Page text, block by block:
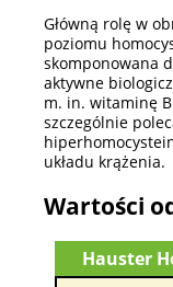
Główną rolę w
poziomu
skomponowana
aktywne
m. in. witaminę
szczególnie
układu krążenia.
Wartości
Hauster